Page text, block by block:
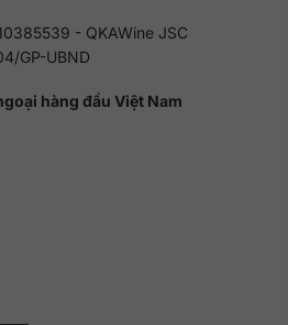
- QKAWine JSC
GP-UBND
hàng đầu Việt Nam